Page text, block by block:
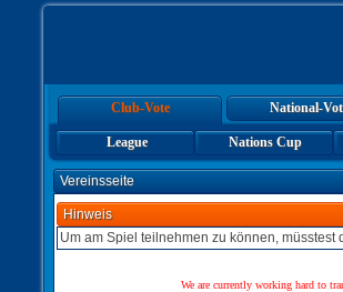
Club-Vote National-
League Nations Cup
Vereinsseite
Hinweis
Um am Spiel teilnehmen zu können, müsstest
We are currently working hard to